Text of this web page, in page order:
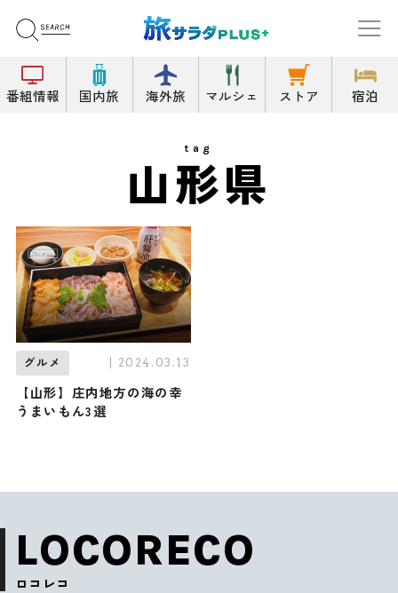
番組情報 国内旅 海外旅 マルシェ ストア 宿泊
tag
山形県
グルメ | 2024.03.13
【山形】庄内地方の海の幸
うまいもん3選
LOCORECO
ロコレコ